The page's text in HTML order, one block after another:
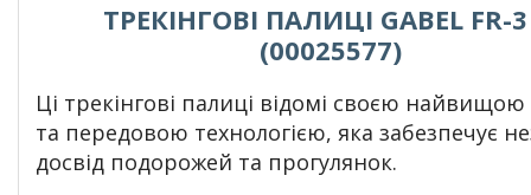
ТРЕКІНГОВІ ПАЛИЦІ GABEL FR-3
(00025577)
Ці трекінгові палиці відомі своєю найвищою
та передовою технологією, яка забезпечує
досвід подорожей та прогулянок.